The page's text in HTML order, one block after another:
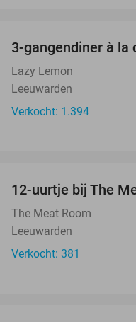
3-gangendiner à la
Lazy Lemon
Leeuwarden
Verkocht: 1.394
12-uurtje bij The
The Meat Room
Leeuwarden
Verkocht: 381